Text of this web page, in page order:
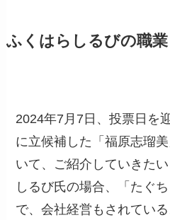
ふくはらしるびの職
2024年7月7日、投票日を
に立候補した「福原志瑠
いて、ご紹介していきた
しるび氏の場合、「たぐ
で、会社経営もされてい